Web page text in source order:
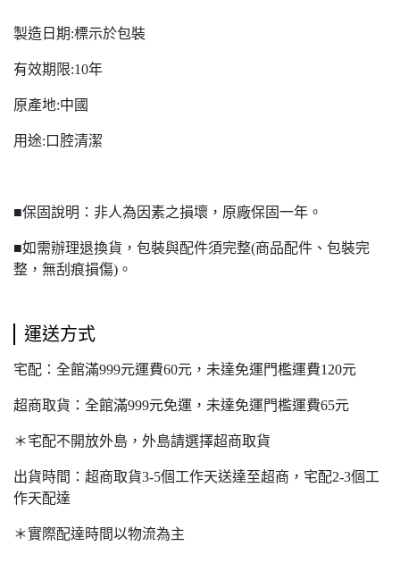
製造日期:標示於包裝
有效期限:10年
原產地:中國
用途:口腔清潔
■保固說明：非人為因素之損壞，原廠保固一年。
■如需辦理退換貨，包裝與配件須完整(商品配件、包裝完
整，無刮痕損傷)。
運送方式
宅配：全館滿999元運費60元，未達免運門檻運費120元
超商取貨：全館滿999元免運，未達免運門檻運費65元
＊宅配不開放外島，外島請選擇超商取貨
出貨時間：超商取貨3-5個工作天送達至超商，宅配2-3個工
作天配達
＊實際配達時間以物流為主